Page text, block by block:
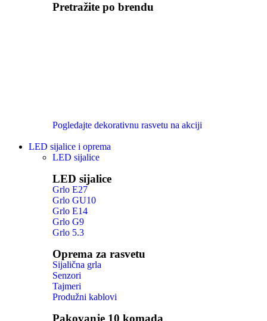
Pretražite po brendu
Pogledajte dekorativnu rasvetu na akciji
LED sijalice i oprema
LED sijalice
LED sijalice
Grlo E27
Grlo GU10
Grlo E14
Grlo G9
Grlo 5.3
Oprema za rasvetu
Sijalična grla
Senzori
Tajmeri
Produžni kablovi